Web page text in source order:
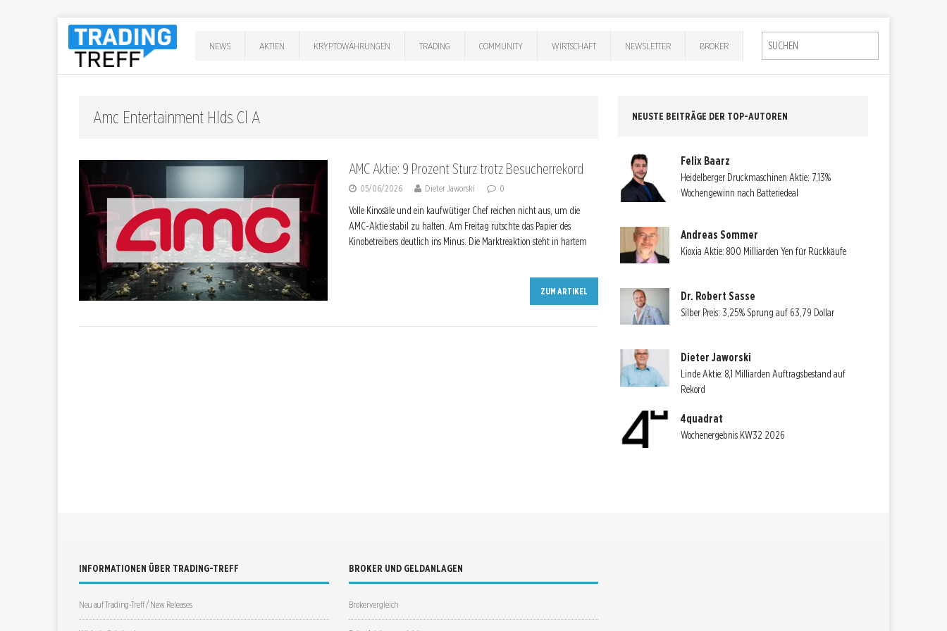
NEWS AKTIEN KRYPTOWÄHRUNGEN TRADING COMMUNITY WIRTSCHAFT NEWSLETTER BROKER
Amc Entertainment Hlds Cl A
AMC Aktie: 9 Prozent Sturz trotz Besucherrekord
05/06/2026 Dieter Jaworski 0
Volle Kinosäle und ein kaufwütiger Chef reichen nicht aus, um die
AMC-Aktie stabil zu halten. Am Freitag rutschte das Papier des
Kinobetreibers deutlich ins Minus. Die Marktreaktion steht in hartem
ZUM ARTIKEL
NEUSTE BEITRÄGE DER TOP-AUTOREN
Felix Baarz
Heidelberger Druckmaschinen Aktie: 7,13%
Wochengewinn nach Batteriedeal
Andreas Sommer
Kioxia Aktie: 800 Milliarden Yen für Rückkäufe
Dr. Robert Sasse
Silber Preis: 3,25% Sprung auf 63,79 Dollar
Dieter Jaworski
Linde Aktie: 8,1 Milliarden Auftragsbestand auf
Rekord
4quadrat
Wochenergebnis KW32 2026
INFORMATIONEN ÜBER TRADING-TREFF
Neu auf Trading-Treff / New Releases
BROKER UND GELDANLAGEN
Brokervergleich